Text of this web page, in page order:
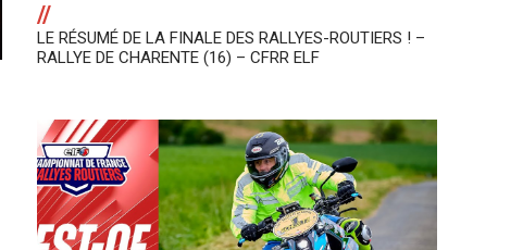
//
LE RÉSUMÉ DE LA FINALE DES RALLYES-ROUTIERS ! –
RALLYE DE CHARENTE (16) – CFRR ELF